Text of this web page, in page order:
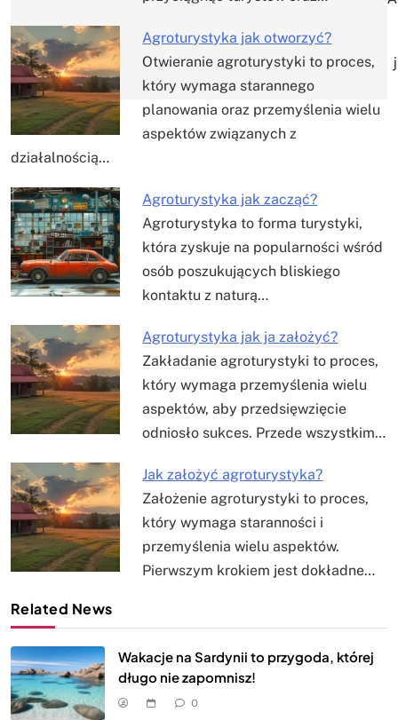
Agroturystyka jak otworzyć?
Otwieranie agroturystyki to proces,
który wymaga starannego
planowania oraz przemyślenia wielu
aspektów związanych z
działalnością…
Agroturystyka jak zacząć?
Agroturystyka to forma turystyki,
która zyskuje na popularności wśród
osób poszukujących bliskiego
kontaktu z naturą…
Agroturystyka jak ja założyć?
Zakładanie agroturystyki to proces,
który wymaga przemyślenia wielu
aspektów, aby przedsięwzięcie
odniosło sukces. Przede wszystkim…
Jak założyć agroturystyka?
Założenie agroturystyki to proces,
który wymaga staranności i
przemyślenia wielu aspektów.
Pierwszym krokiem jest dokładne…
Related News
Wakacje na Sardynii to przygoda, której
długo nie zapomnisz!
0